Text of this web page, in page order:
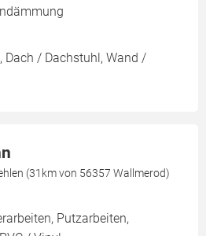
Dach / Dachstuhl, Wand /
(31km von 56357 Wallmerod)
Putzarbeiten,